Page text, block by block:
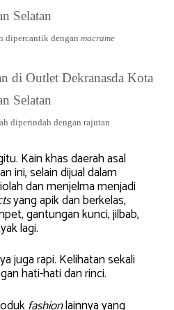
dipercantik dengan macrame
diperindah dengan rajutan
Kain khas daerah asal
ini, selain dijual dalam
dan menjelma menjadi
yang apik dan berkelas,
gantungan kunci, jilbab,
lagi.
juga rapi. Kelihatan sekali
hati-hati dan rinci.
fashionlainnya yang